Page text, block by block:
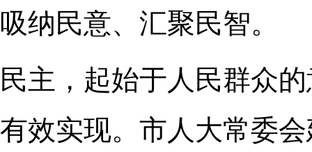
吸纳民意、汇聚民智。
民主，起始于人民群众
有效实现。市人大常委